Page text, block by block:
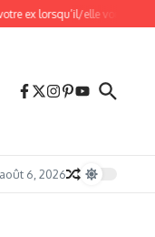
elle vous espionne
6, 2026